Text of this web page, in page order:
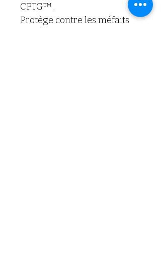
CPTG™.
Protège contre les méfaits